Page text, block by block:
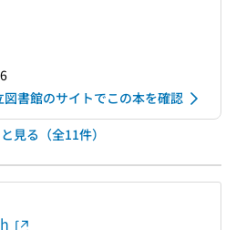
図書館のサイトでこの本を確認
見る（全11件）